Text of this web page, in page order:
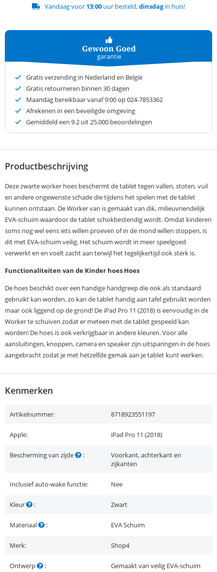
Vandaag voor 13:00 uur besteld,dinsdagin huis!
Gratis verzending in Nederland en België
Gratis retourneren binnen 30 dagen
Maandag bereikbaar vanaf 9:00 op 024-7853362
Afrekenen in een beveiligde omgeving
Gemiddeld een 9.2 uit 25.000 beoordelingen
Productbeschrijving
Deze zwarte worker hoes beschermt de tablet tegen vallen, stoten, vuil
en andere ongewenste schade die tijdens het spelen met de tablet
kunnen ontstaan. De Worker van is gemaakt van dik, milieuvriendelijk
EVA-schuim waardoor de tablet schokbestendig wordt. Omdat kinderen
soms nog wel eens iets willen proeven of in de mond willen stoppen, is
dit met EVA-schuim veilig. Het schuim wordt in meer speelgoed
verwerkt en en voelt zacht aan terwijl het tegelijkertijd ook sterk is.
Functionaliteiten van de Kinder hoes Hoes
De hoes beschikt over een handige handgreep die ook als standaard
gebruikt kan worden, zo kan de tablet handig aan tafel gebruikt worden
maar ook liggend op de grond! De iPad Pro 11 (2018) is eenvoudig in de
Worker te schuiven zodat er meteen met de tablet gespeeld kan
worden! De hoes is ook verkrijgbaar in andere kleuren. Voor alle
aansluitingen, knoppen, camera en speaker zijn uitsparingen in de hoes
aangebracht zodat je met hetzelfde gemak aan je tablet kunt werken.
Kenmerken
Artikelnummer: 8718923551197
Apple: iPad Pro 11 (2018)
Bescherming van zijde :
Voorkant, achterkant en
zijkanten
Inclusief auto-wake functie: Nee
Kleur : Zwart
Materiaal : EVA Schuim
Merk: Shop4
Ontwerp : Gemaakt van veilig EVA-schuim